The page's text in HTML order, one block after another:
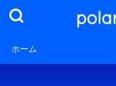
ホーム